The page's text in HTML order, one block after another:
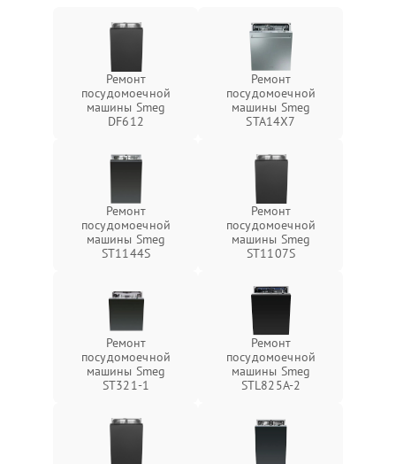
Ремонт
посудомоечной
машины Smeg
DF612
Ремонт
посудомоечной
машины Smeg
STA14X7
Ремонт
посудомоечной
машины Smeg
ST1144S
Ремонт
посудомоечной
машины Smeg
ST1107S
Ремонт
посудомоечной
машины Smeg
ST321-1
Ремонт
посудомоечной
машины Smeg
STL825A-2